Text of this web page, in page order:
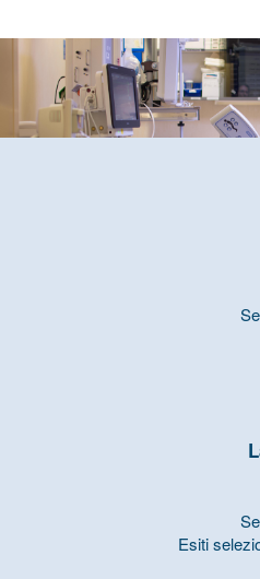
Esiti